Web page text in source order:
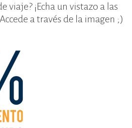
viaje? ¡Echa un vistazo a las
a través de la imagen ;)